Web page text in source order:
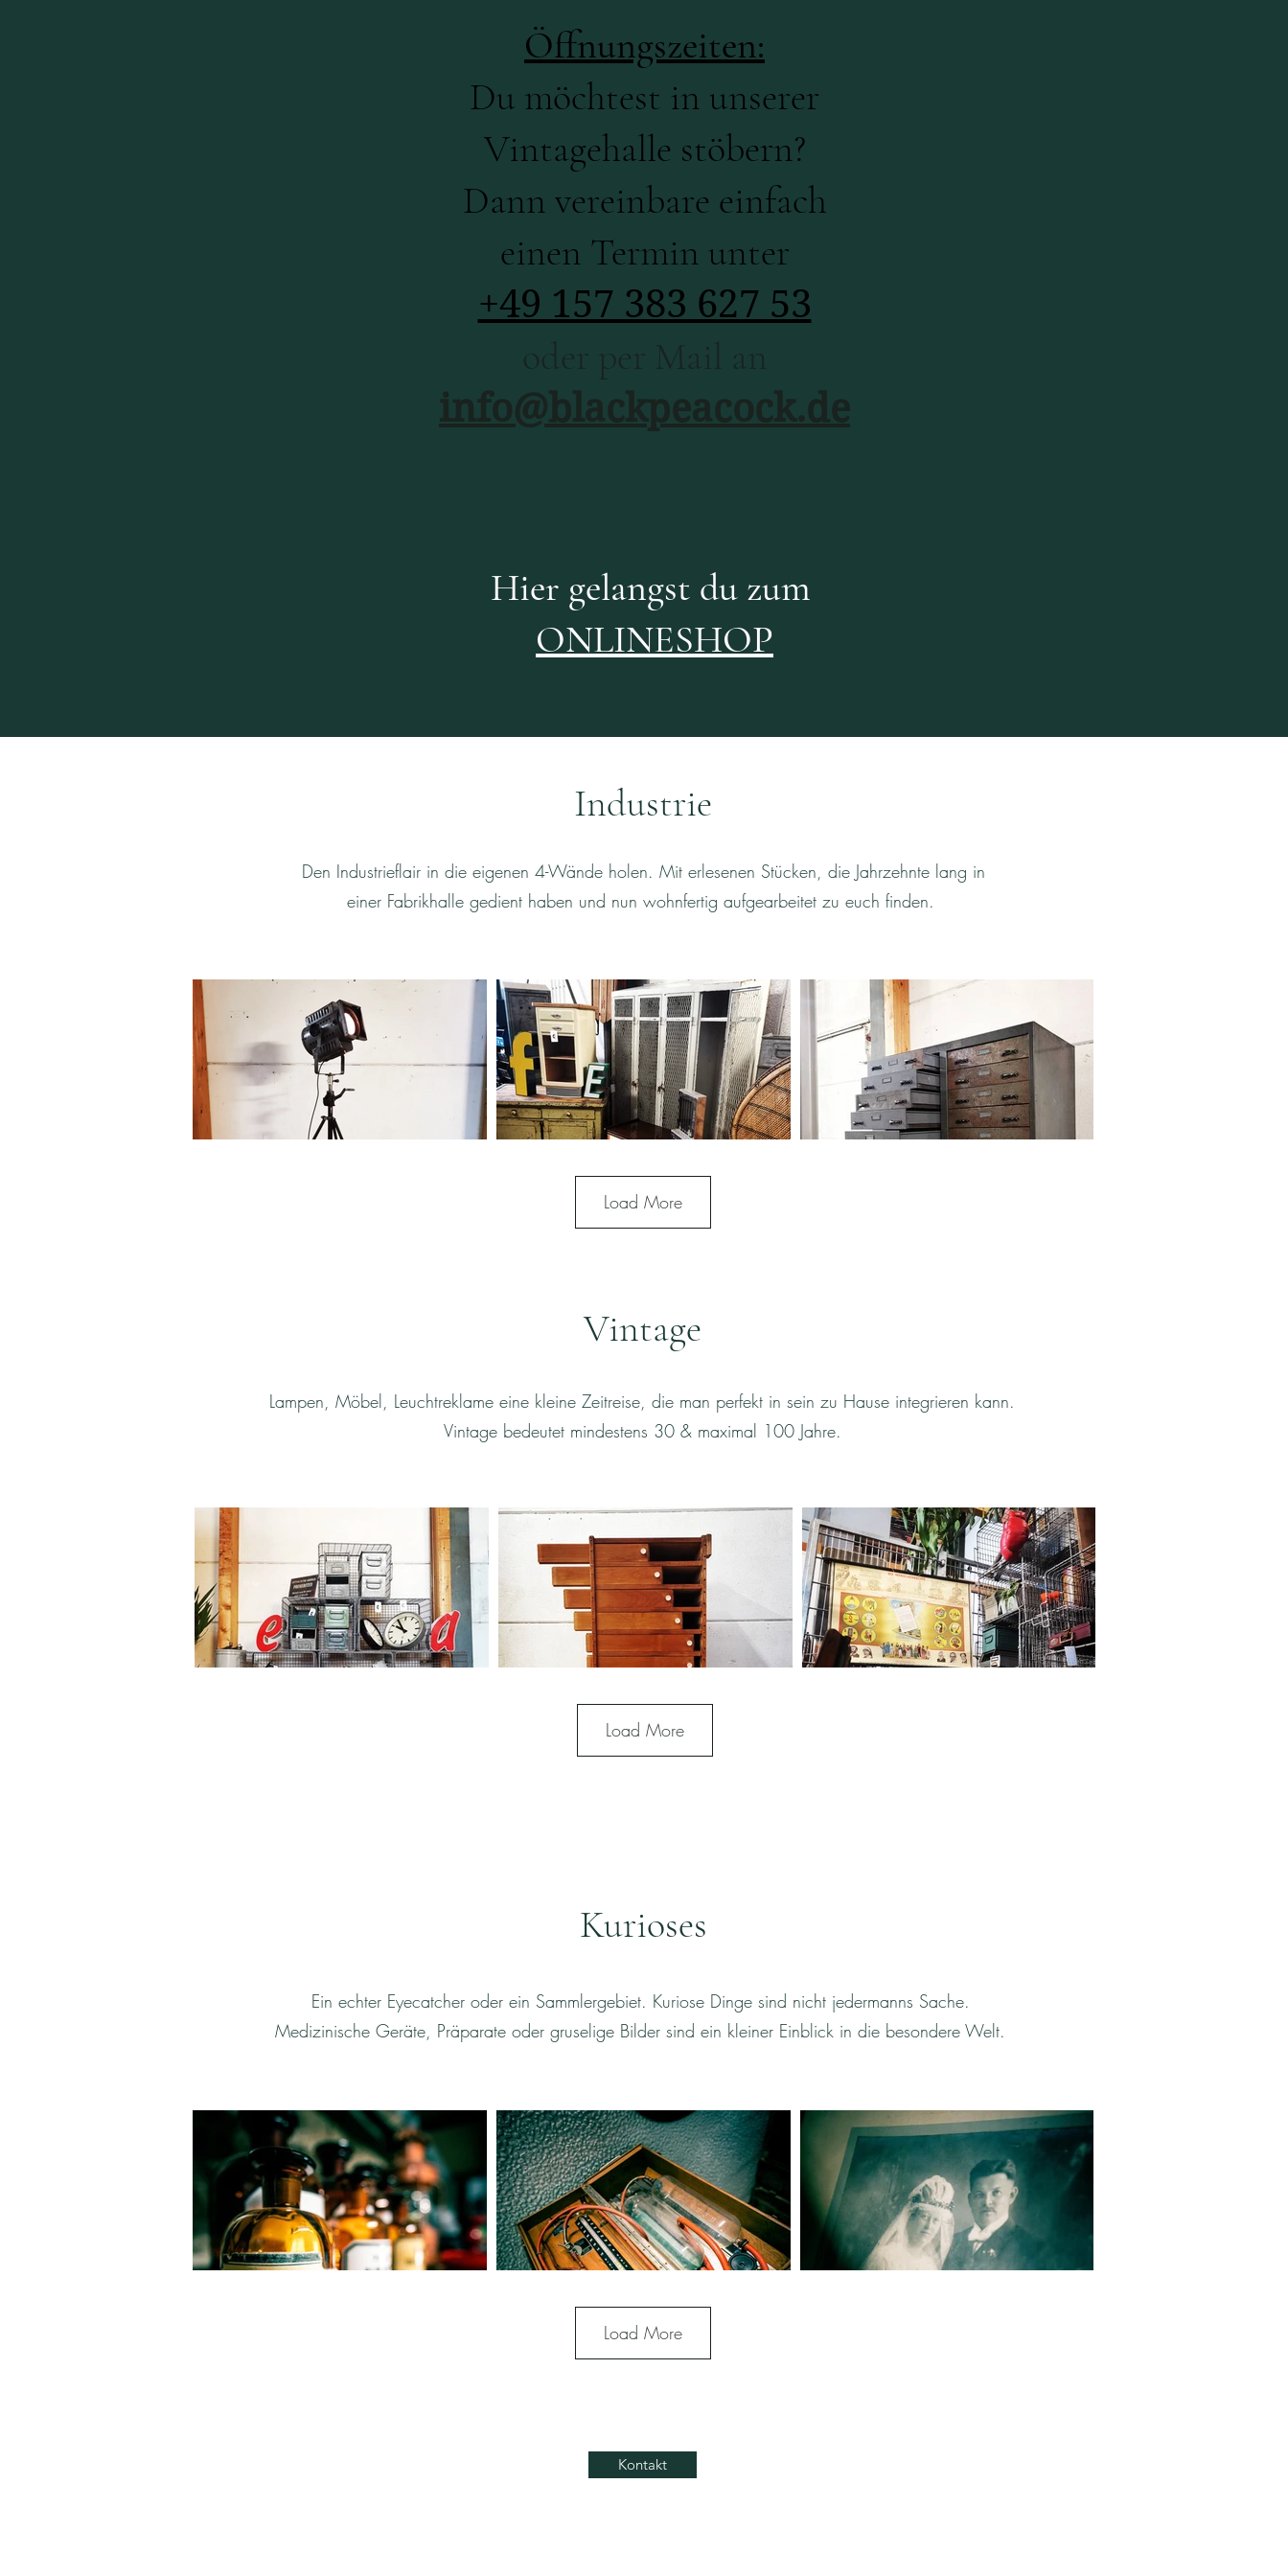
Öffnungszeiten:
Du möchtest in unserer
Vintagehalle stöbern?
Dann vereinbare einfach
einen Termin unter
+49 157 383 627 53
oder per Mail an
info@blackpeacock.de
Hier gelangst du zum
ONLINESHOP
Industrie
Den Industrieflair in die eigenen 4-Wände holen. Mit erlesenen Stücken, die Jahrzehnte lang in
einer Fabrikhalle gedient haben und nun wohnfertig aufgearbeitet zu euch finden.
Load More
Vintage
Load More
Lampen, Möbel, Leuchtreklame eine kleine Zeitreise, die man perfekt in sein zu Hause integrieren kann.
Vintage bedeutet mindestens 30 & maximal 100 Jahre.
Kurioses
Ein echter Eyecatcher oder ein Sammlergebiet. Kuriose Dinge sind nicht jedermanns Sache.
Medizinische Geräte, Präparate oder gruselige Bilder sind ein kleiner Einblick in die besondere Welt.
Load More
Kontakt